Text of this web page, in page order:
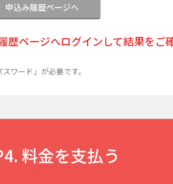
申込み履歴ページへ
歴ページへログインして結果をご
ワード」が必要です。
料金を支払う